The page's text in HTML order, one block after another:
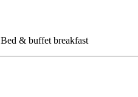
Bed & buffet breakfast